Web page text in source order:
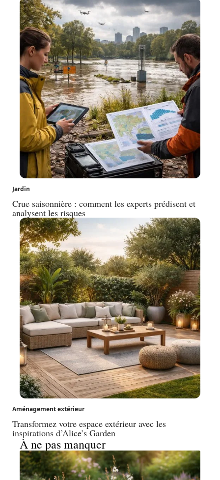
Jardin
Crue saisonnière : comment les experts prédisent et
analysent les risques
Aménagement extérieur
Transformez votre espace extérieur avec les
inspirations d’Alice’s Garden
À ne pas manquer